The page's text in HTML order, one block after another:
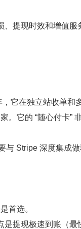
提现时效和增值服
在独立站收单和多
。它的 “随心付卡”
Stripe 深度集成做
首选。
是提现极速到账 （